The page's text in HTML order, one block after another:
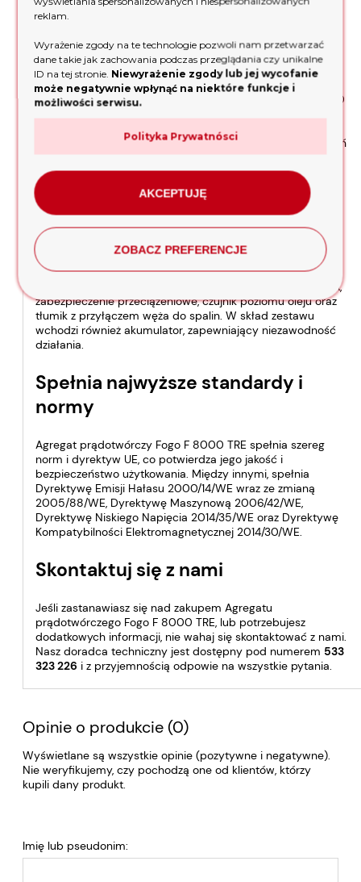
niezawodny partner w każdej sytuacji, nawet przy
długotrwałym korzystaniu.
Obniżony poziom hałasu
Przy projektowaniu Agregatu prądotwórczego Fogo F 8000
Wynikiem tych działań jest obniżony poziom hałasu Lwa z
97 do 96 dB(A), co czyni z niego jedno z cichszych urządzeń
w swojej klasie.
Solidna konstrukcja i wysokiej
jakości wyposażenie
Profil ramy urządzenia to solidne 38 mm, gwarantujące
stabilność i trwałość na lata. Agregat wyposażony jest
standardowo w cyfrowy AVR, gniazda 400V 16A i 230V 16A,
zabezpieczenie przeciążeniowe, czujnik poziomu oleju oraz
tłumik z przyłączem węża do spalin. W skład zestawu
wchodzi również akumulator, zapewniający niezawodność
działania.
Spełnia najwyższe standardy i
normy
Agregat prądotwórczy Fogo F 8000 TRE spełnia szereg
norm i dyrektyw UE, co potwierdza jego jakość i
bezpieczeństwo użytkowania. Między innymi, spełnia
Dyrektywę Emisji Hałasu 2000/14/WE wraz ze zmianą
2005/88/WE, Dyrektywę Maszynową 2006/42/WE,
Dyrektywę Niskiego Napięcia 2014/35/WE oraz Dyrektywę
Kompatybilności Elektromagnetycznej 2014/30/WE.
Skontaktuj się z nami
Jeśli zastanawiasz się nad zakupem Agregatu
prądotwórczego Fogo F 8000 TRE, lub potrzebujesz
dodatkowych informacji, nie wahaj się skontaktować z nami.
Nasz doradca techniczny jest dostępny pod numerem 533
323 226 i z przyjemnością odpowie na wszystkie pytania.
Opinie o produkcie (0)
Wyświetlane są wszystkie opinie (pozytywne i negatywne).
Nie weryfikujemy, czy pochodzą one od klientów, którzy
kupili dany produkt.
Imię lub pseudonim:
reklam.
Wyrażenie zgody na te technologie pozwoli nam przetwarzać
dane takie jak zachowania podczas przeglądania czy unikalne
ID na tej stronie. Niewyrażenie zgody lub jej wycofanie
może negatywnie wpłynąć na niektóre funkcje i
możliwości serwisu.
Polityka Prywatnósci
AKCEPTUJĘ
ZOBACZ PREFERENCJE